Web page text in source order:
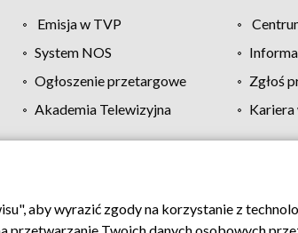
Emisja w TVP
System NOS
Ogłoszenie przetargowe Zgłoś
Akademia Telewizyjna Kariera
Regulamin TVP Polityka prywatności
aby wyrazić zgody na korzystanie z